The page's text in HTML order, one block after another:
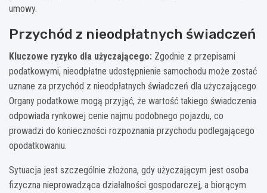
umowy.
Przychód z nieodpłatnych świadczeń
Kluczowe ryzyko dla użyczającego: Zgodnie z przepisami
podatkowymi, nieodpłatne udostępnienie samochodu może zostać
uznane za przychód z nieodpłatnych świadczeń dla użyczającego.
Organy podatkowe mogą przyjąć, że wartość takiego świadczenia
odpowiada rynkowej cenie najmu podobnego pojazdu, co
prowadzi do konieczności rozpoznania przychodu podlegającego
opodatkowaniu.
Sytuacja jest szczególnie złożona, gdy użyczającym jest osoba
fizyczna nieprowadząca działalności gospodarczej, a biorącym